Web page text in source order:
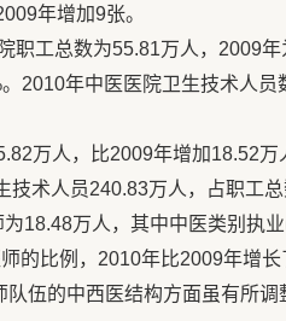
年增加9张。
职工总数为55.81万人，2009
2010年中医医院卫生技术人员
万人，比2009年增加18.52
术人员240.83万人，占职工总
18.48万人，其中中医类别执
的比例，2010年比2009年增
队伍的中西医结构方面虽有所